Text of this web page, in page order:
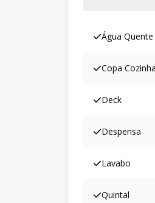
Água Quente
Copa Cozinha
Deck
Despensa
Lavabo
Quintal